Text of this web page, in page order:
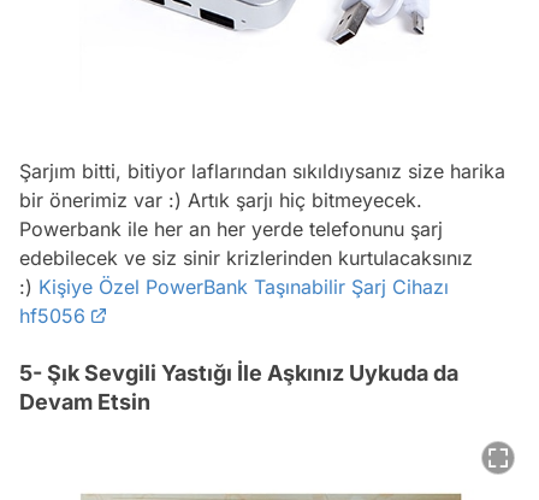
Şarjım bitti, bitiyor laflarından sıkıldıysanız size harika
bir önerimiz var :) Artık şarjı hiç bitmeyecek.
Powerbank ile her an her yerde telefonunu şarj
edebilecek ve siz sinir krizlerinden kurtulacaksınız
:) Kişiye Özel PowerBank Taşınabilir Şarj Cihazı
hf5056
5- Şık Sevgili Yastığı İle Aşkınız Uykuda da
Devam Etsin